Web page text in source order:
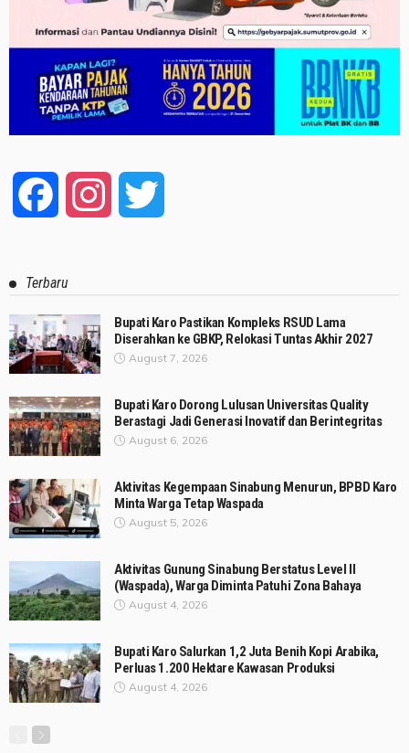
Facebook Instagram
Terbaru
Bupati Karo Pastikan Kompleks RSUD Lama
Diserahkan ke GBKP, Relokasi Tuntas Akhir 2027
August 7, 2026
Bupati Karo Dorong Lulusan Universitas Quality
Berastagi Jadi Generasi Inovatif dan Berintegritas
August 6, 2026
Aktivitas Kegempaan Sinabung Menurun, BPBD Karo
Minta Warga Tetap Waspada
August 5, 2026
Aktivitas Gunung Sinabung Berstatus Level II
(Waspada), Warga Diminta Patuhi Zona Bahaya
August 4, 2026
Bupati Karo Salurkan 1,2 Juta Benih Kopi Arabika,
Perluas 1.200 Hektare Kawasan Produksi
August 4, 2026